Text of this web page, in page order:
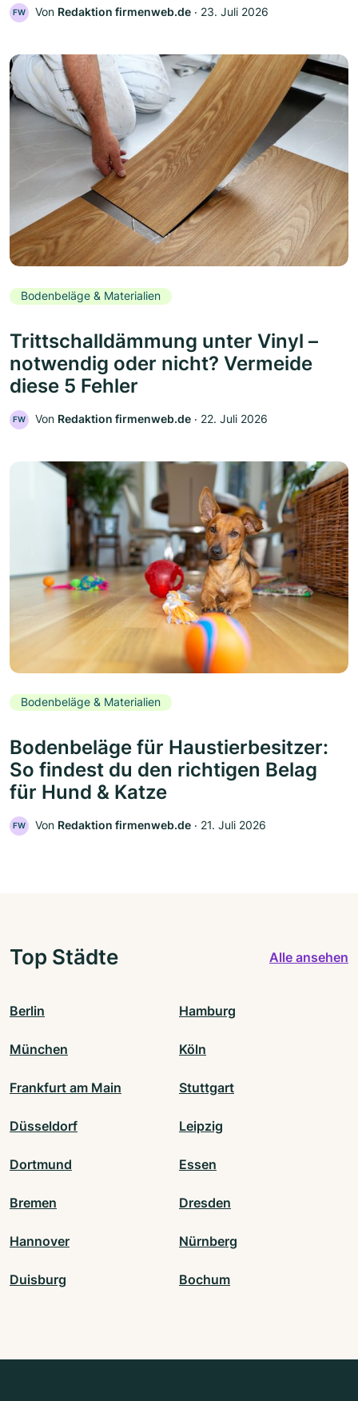
FW Von Redaktion firmenweb.de ‧ 23. Juli 2026
Bodenbeläge & Materialien
Trittschalldämmung unter Vinyl –
notwendig oder nicht? Vermeide
diese 5 Fehler
FW Von Redaktion firmenweb.de ‧ 22. Juli 2026
Bodenbeläge & Materialien
Bodenbeläge für Haustierbesitzer:
So findest du den richtigen Belag
für Hund & Katze
FW Von Redaktion firmenweb.de ‧ 21. Juli 2026
Top Städte Alle ansehen
Berlin Hamburg
München Köln
Frankfurt am Main Stuttgart
Düsseldorf Leipzig
Dortmund Essen
Bremen Dresden
Hannover Nürnberg
Duisburg Bochum